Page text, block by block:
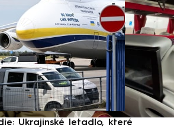
Ukrajinské letadlo, které